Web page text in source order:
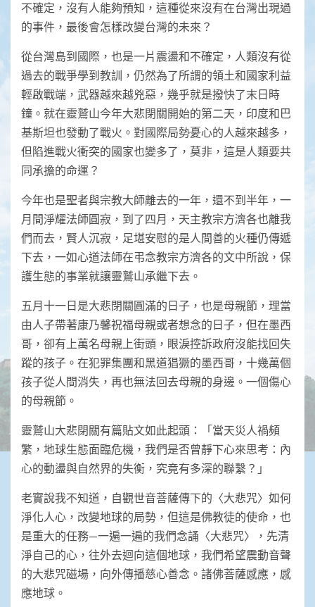
不確定，沒有人能夠預知，這種從來沒有在台灣出現過
的事件，最後會怎樣改變台灣的未來？
從台灣島到國際，也是一片震盪和不確定，人類沒有從
過去的戰爭學到教訓，仍然為了所謂的領土和國家利益
輕啟戰端，武器越來越兇惡，幾乎就是撥快了末日時
鐘。就在靈鷲山今年大悲閉關開始的第二天，印度和巴
基斯坦也發動了戰火。對國際局勢憂心的人越來越多，
但陷進戰火衝突的國家也變多了，莫非，這是人類要共
同承擔的命運？
今年也是聖者與宗教大師離去的一年，還不到半年，一
月間淨耀法師圓寂，到了四月，天主教宗方濟各也離我
們而去，賢人沉寂，足堪安慰的是人間善的火種仍傳遞
下去，一如心道法師在弔念教宗方濟各的文中所說，保
護生態的事業就讓靈鷲山承繼下去。
五月十一日是大悲閉關圓滿的日子，也是母親節，理當
由人子帶著康乃馨祝福母親或者想念的日子，但在墨西
哥，卻有上萬名母親上街頭，眼淚控訴政府沒能找回失
蹤的孩子。在犯罪集團和黑道猖獗的墨西哥，十幾萬個
孩子從人間消失，再也無法回去母親的身邊。一個傷心
的母親節。
靈鷲山大悲閉關有篇貼文如此起頭：「當天災人禍頻
繁，地球生態面臨危機，我們是否曾靜下心來思考：內
心的動盪與自然界的失衡，究竟有多深的聯繫？」
老實說我不知道，自觀世音菩薩傳下的〈大悲咒〉如何
淨化人心，改變地球的局勢，但這是佛教徒的使命，也
是重大的任務—一遍一遍的我們念誦〈大悲咒〉，先清
淨自己的心，往外去迴向這個地球，我們希望震動音聲
的大悲咒磁場，向外傳播慈心善念。諸佛菩薩感應，感
應地球。